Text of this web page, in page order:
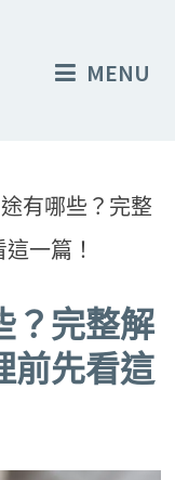
MENU
有哪些？完整
一篇！
？完整解
前先看這